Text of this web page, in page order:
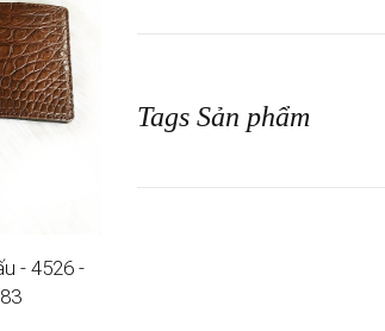
- 4526 -
Tags Sản phẩm